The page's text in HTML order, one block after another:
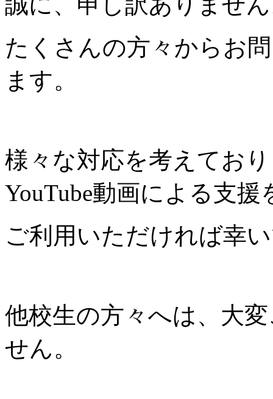
たくさんの方々からお
ます。
様々な対応を考えてお
YouTube動画による支援
ご利用いただければ幸
他校生の方々へは、大
せん。